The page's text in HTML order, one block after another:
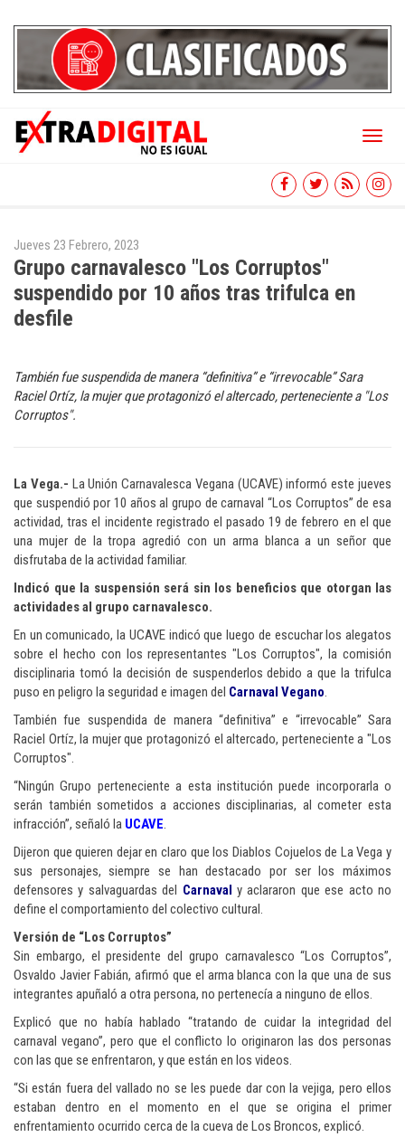
Toggle
Jueves 23 Febrero, 2023
Grupo carnavalesco "Los Corruptos"
suspendido por 10 años tras trifulca en
desfile
También fue suspendida de manera “definitiva” e “irrevocable” Sara
Raciel Ortíz, la mujer que protagonizó el altercado, perteneciente a "Los
Corruptos".
La Vega.- La Unión Carnavalesca Vegana (UCAVE) informó este jueves
que suspendió por 10 años al grupo de carnaval “Los Corruptos” de esa
actividad, tras el incidente registrado el pasado 19 de febrero en el que
una mujer de la tropa agredió con un arma blanca a un señor que
disfrutaba de la actividad familiar.
Indicó que la suspensión será sin los beneficios que otorgan las
actividades al grupo carnavalesco.
En un comunicado, la UCAVE indicó que luego de escuchar los alegatos
sobre el hecho con los representantes "Los Corruptos", la comisión
disciplinaria tomó la decisión de suspenderlos debido a que la trifulca
puso en peligro la seguridad e imagen del Carnaval Vegano.
También fue suspendida de manera “definitiva” e “irrevocable” Sara
Raciel Ortíz, la mujer que protagonizó el altercado, perteneciente a "Los
Corruptos".
“Ningún Grupo perteneciente a esta institución puede incorporarla o
serán también sometidos a acciones disciplinarias, al cometer esta
infracción”, señaló la UCAVE.
Dijeron que quieren dejar en claro que los Diablos Cojuelos de La Vega y
sus personajes, siempre se han destacado por ser los máximos
defensores y salvaguardas del Carnaval y aclararon que ese acto no
define el comportamiento del colectivo cultural.
Versión de “Los Corruptos”
Sin embargo, el presidente del grupo carnavalesco “Los Corruptos”,
Osvaldo Javier Fabián, afirmó que el arma blanca con la que una de sus
integrantes apuñaló a otra persona, no pertenecía a ninguno de ellos.
Explicó que no había hablado “tratando de cuidar la integridad del
carnaval vegano”, pero que el conflicto lo originaron las dos personas
con las que se enfrentaron, y que están en los videos.
“Si están fuera del vallado no se les puede dar con la vejiga, pero ellos
estaban dentro en el momento en el que se origina el primer
enfrentamiento ocurrido cerca de la cueva de Los Broncos, explicó.